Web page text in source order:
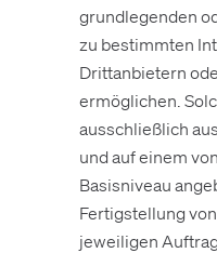
grundlegenden
zu bestimmten
Drittanbietern
ermöglichen.
ausschließlich
und auf einem
Basisniveau
Fertigstellung
jeweiligen